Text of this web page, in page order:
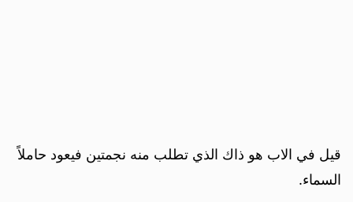
قيل في الاب هو ذاك الذي تطلب منه نجمتين فيعود حاملاً
السماء.